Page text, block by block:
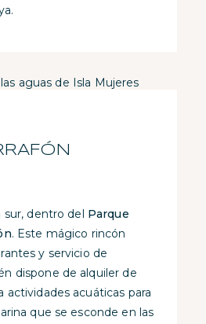
sur, dentro del Parque
. Este mágico rincón
y servicio de
dispone de alquiler de
actividades acuáticas para
que se esconde en las